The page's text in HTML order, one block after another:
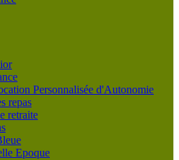
Personnalisée d'Autonomie
repas
retraite
Epoque